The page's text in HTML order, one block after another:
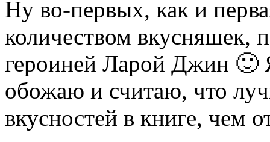
Ну во-первых, как и
количеством вкусняшек,
героиней Ларой Джин 🙂
обожаю и считаю, что
вкусностей в книге, чем